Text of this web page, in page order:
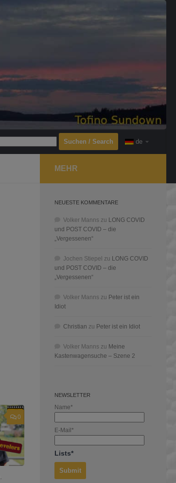
de
0
MEHR
NEUESTE KOMMENTARE
Volker Manns zu LONG COVID
und POST COVID – die
„Vergessenen“
Jochen Stiepel zu LONG COVID
und POST COVID – die
„Vergessenen“
Volker Manns zu Peter ist ein
Idiot
Christian zu Peter ist ein Idiot
Volker Manns zu Meine
Kastenwagensuche – Szene 2
NEWSLETTER
Name*
E-Mail*
Lists*